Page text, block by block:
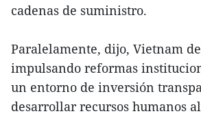
cadenas de suministro.
Paralelamente, dijo, Vietnam
impulsando reformas
un entorno de inversión
desarrollar recursos humanos